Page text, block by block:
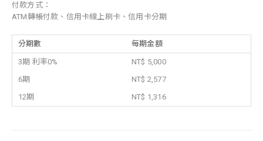
付款方式：
ATM轉帳付款、信用卡線上刷卡、信用卡分期
分期數 每期金額
3期 利率0%
NT$ 5,000
6期
NT$ 2,577
12期
NT$ 1,316